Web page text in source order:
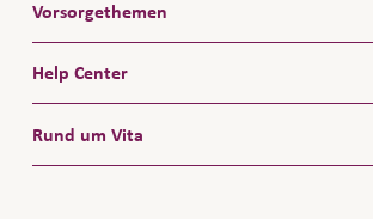
Vorsorgethemen
Help Center
Rund um Vita